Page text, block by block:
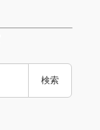
検索